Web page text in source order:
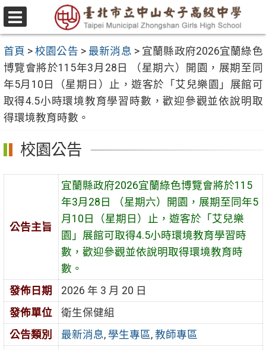
跳
至
要
內
容
區
選
單
首頁 >校園公告 > 最新消息 > 宜蘭縣政府2026宜蘭綠色
博覽會將於115年3月28日 （星期六）開園，展期至同
年5月10日（星期日）止，遊客於「艾兒樂園」展館可
取得4.5小時環境教育學習時數，歡迎參觀並依說明取
得環境教育時數。
校園公告
公告主旨
宜蘭縣政府2026宜蘭綠色博覽會將於115
年3月28日 （星期六）開園，展期至同年5
月10日（星期日）止，遊客於「艾兒樂
園」展館可取得4.5小時環境教育學習時
數，歡迎參觀並依說明取得環境教育時
數。
發佈日期
2026 年 3 月 20 日
發佈單位
衛生保健組
公告類別
最新消息, 學生專區, 教師專區